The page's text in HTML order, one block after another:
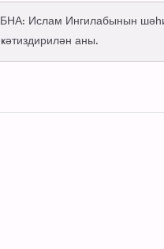
Ислам Ингилабынын
аны.